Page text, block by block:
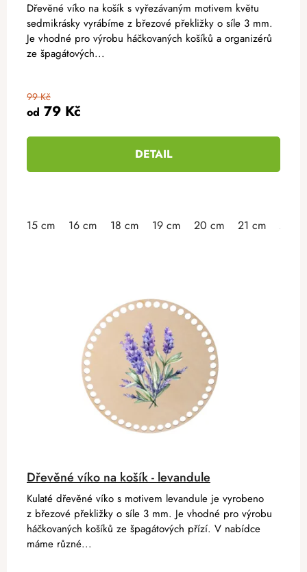
od 79 Kč
99 Kč
DETAIL
Dřevěné víko na košík s vyřezávaným motivem květu
sedmikrásky vyrábíme z březové překližky o síle 3 mm.
Je vhodné pro výrobu háčkovaných košíků a organizérů
ze špagátových...
15 cm 16 cm 18 cm 19 cm 20 cm 21 cm 23
Dřevěné víko na košík - levandule
Kulaté dřevěné víko s motivem levandule je vyrobeno
z březové překližky o síle 3 mm. Je vhodné pro výrobu
háčkovaných košíků ze špagátových přízí. V nabídce
máme různé...